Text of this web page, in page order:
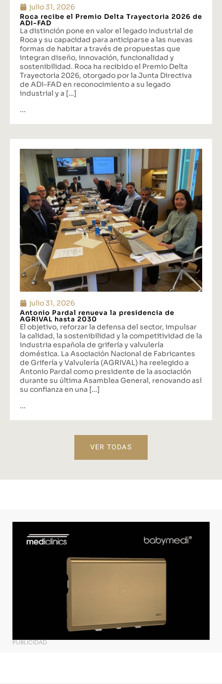
julio 31, 2026
Roca recibe el Premio Delta Trayectoria 2026 de
ADI-FAD
La distinción pone en valor el legado industrial de
Roca y su capacidad para anticiparse a las nuevas
formas de habitar a través de propuestas que
integran diseño, innovación, funcionalidad y
sostenibilidad. Roca ha recibido el Premio Delta
Trayectoria 2026, otorgado por la Junta Directiva
de ADI-FAD en reconocimiento a su legado
industrial y a […]
...
julio 31, 2026
Antonio Pardal renueva la presidencia de
AGRIVAL hasta 2030
El objetivo, reforzar la defensa del sector, impulsar
la calidad, la sostenibilidad y la competitividad de la
industria española de grifería y valvulería
doméstica. La Asociación Nacional de Fabricantes
de Grifería y Valvulería (AGRIVAL) ha reelegido a
Antonio Pardal como presidente de la asociación
durante su última Asamblea General, renovando así
su confianza en una […]
...
VER TODAS
PUBLICIDAD